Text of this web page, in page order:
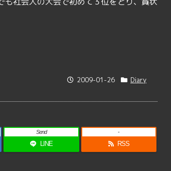
2009-01-26 Diary
LINE
Send
RSS
-